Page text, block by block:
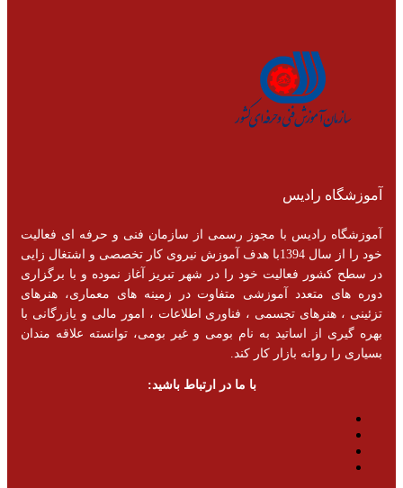
آموزشگاه رادیس
آموزشگاه رادیس با مجوز رسمی از سازمان فنی و حرفه ای فعالیت
خود را از سال 1394با هدف آموزش نیروی کار تخصصی و اشتغال زایی
در سطح کشور فعالیت خود را در شهر تبریز آغاز نموده و با برگزاری
دوره های متعدد آموزشی متفاوت در زمینه های معماری، هنرهای
تزئینی ، هنرهای تجسمی ، فناوری اطلاعات ، امور مالی و یازرگانی با
بهره گیری از اساتید به نام بومی و غیر بومی، توانسته علاقه مندان
بسیاری را روانه بازار کار کند.
با ما در ارتباط باشید: